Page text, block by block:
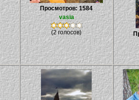
Просмотров: 1584
vasia
(2 голосов)